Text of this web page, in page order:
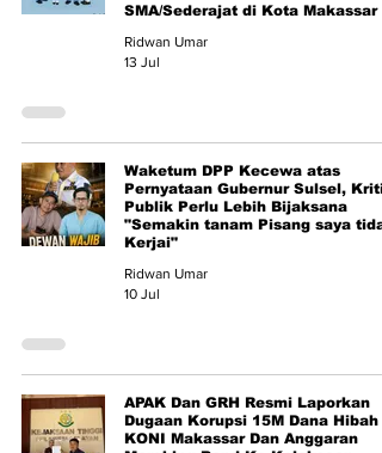
SMA/Sederajat di Kota Makassar
Ridwan Umar
13 Jul
Waketum DPP Kecewa atas
Pernyataan Gubernur Sulsel,
Publik Perlu Lebih Bijaksana
"Semakin tanam Pisang saya
Kerjai"
Ridwan Umar
10 Jul
APAK Dan GRH Resmi Laporkan
Dugaan Korupsi 15M Dana Hibah
KONI Makassar Dan Anggaran